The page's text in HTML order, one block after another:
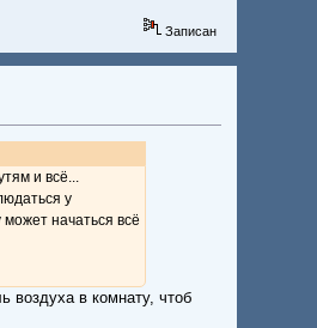
Записан
и всё...
у
начаться всё
воздуха в комнату, чтоб